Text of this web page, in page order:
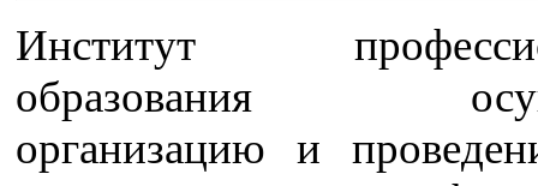
Институт
образования
организацию и